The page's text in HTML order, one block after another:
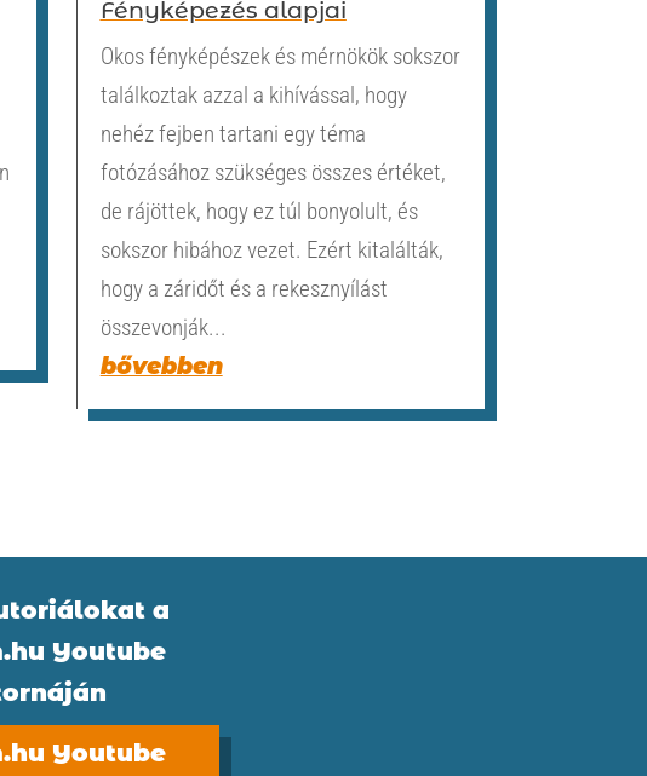
Fényképezés alapjai
Okos fényképészek és mérnökök sokszor
találkoztak azzal a kihívással, hogy
nehéz fejben tartani egy téma
fotózásához szükséges összes értéket,
de rájöttek, hogy ez túl bonyolult, és
sokszor hibához vezet. Ezért kitalálták,
hogy a záridőt és a rekesznyílást
összevonják...
bővebben
a
Youtube
Youtube